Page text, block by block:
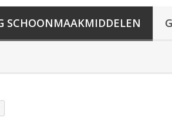
SCHOONMAAKMIDDELEN